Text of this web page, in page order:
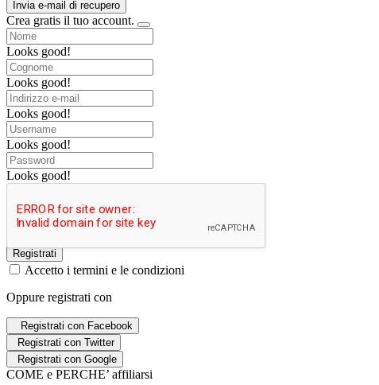
Invia e-mail di recupero
Crea gratis il tuo account.
Looks good!
Looks good!
Looks good!
Looks good!
Looks good!
Registrati
Accetto i termini e le condizioni
Oppure registrati con
Registrati con Facebook
Registrati con Twitter
Registrati con Google
COME e PERCHE’ affiliarsi